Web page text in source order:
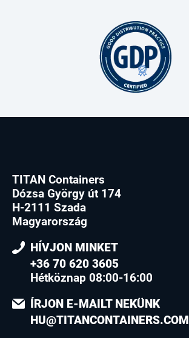
TITAN Containers
Dózsa György út 174
H-2111 Szada
Magyarország
HÍVJON MINKET
+36 70 620 3605
Hétköznap 08:00-16:00
ÍRJON E-MAILT NEKÜNK
HU@TITANCONTAINERS.COM